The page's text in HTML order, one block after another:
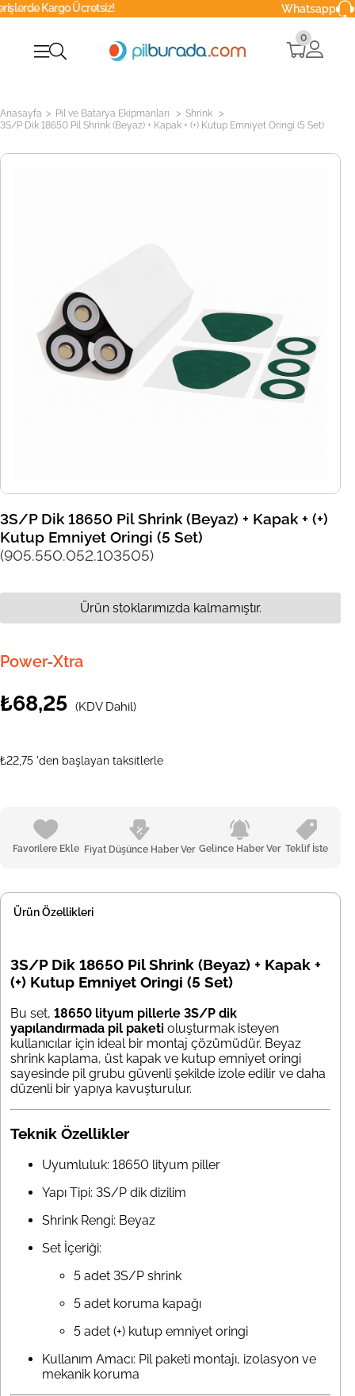
0216 629 90
0
Anasayfa > Pil ve Batarya Ekipmanları > Shrink >
3S/P Dik 18650 Pil Shrink (Beyaz) + Kapak + (+) Kutup Emniyet Oringi (5 Set)
3S/P Dik 18650 Pil Shrink (Beyaz) + Kapak + (+)
Kutup Emniyet Oringi (5 Set)
(905.550.052.103505)
Power-Xtra
₺68,25 (KDV Dahil)
₺22,75 'den başlayan taksitlerle
Favorilere Ekle Fiyat Düşünce Haber Ver Gelince Haber Ver Teklif İste
Ürün stoklarımızda kalmamıştır.
Ürün Özellikleri
3S/P Dik 18650 Pil Shrink (Beyaz) + Kapak +
(+) Kutup Emniyet Oringi (5 Set)
Bu set, 18650 lityum pillerle 3S/P dik
yapılandırmada pil paketi oluşturmak isteyen
kullanıcılar için ideal bir montaj çözümüdür. Beyaz
shrink kaplama, üst kapak ve kutup emniyet oringi
sayesinde pil grubu güvenli şekilde izole edilir ve daha
düzenli bir yapıya kavuşturulur.
Teknik Özellikler
Uyumluluk: 18650 lityum piller
Yapı Tipi: 3S/P dik dizilim
Shrink Rengi: Beyaz
Set İçeriği:
5 adet 3S/P shrink
5 adet koruma kapağı
5 adet (+) kutup emniyet oringi
Kullanım Amacı: Pil paketi montajı, izolasyon ve
mekanik koruma